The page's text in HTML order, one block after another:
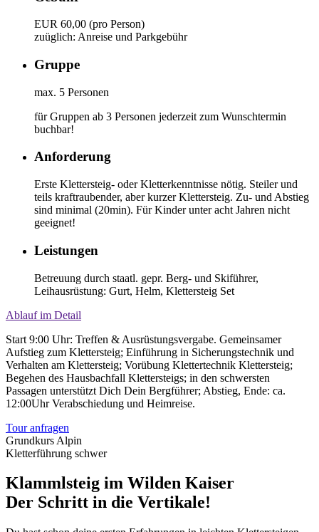
EUR 60,00 (pro Person)
zuüglich: Anreise und Parkgebühr
Gruppe
max. 5 Personen
für Gruppen ab 3 Personen jederzeit zum Wunschtermin
buchbar!
Anforderung
Erste Klettersteig- oder Kletterkenntnisse nötig. Steiler und
teils kraftraubender, aber kurzer Klettersteig. Zu- und Abstieg
sind minimal (20min). Für Kinder unter acht Jahren nicht
geeignet!
Leistungen
Betreuung durch staatl. gepr. Berg- und Skiführer,
Leihausrüstung: Gurt, Helm, Klettersteig Set
Ablauf im Detail
Start 9:00 Uhr: Treffen & Ausrüstungsvergabe. Gemeinsamer
Aufstieg zum Klettersteig; Einführung in Sicherungstechnik und
Verhalten am Klettersteig; Vorübung Klettertechnik Klettersteig;
Begehen des Hausbachfall Klettersteigs; in den schwersten
Passagen unterstützt Dich Dein Bergführer; Abstieg, Ende: ca.
12:00Uhr Verabschiedung und Heimreise.
Tour anfragen
Grundkurs Alpin
Kletterführung schwer
Klammlsteig im Wilden Kaiser
Der Schritt in die Vertikale!